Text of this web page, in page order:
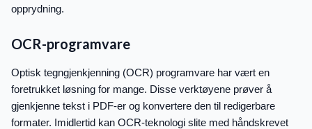
opprydning.
OCR-programvare
Optisk tegngjenkjenning (OCR) programvare har vært en
foretrukket løsning for mange. Disse verktøyene prøver å
gjenkjenne tekst i PDF-er og konvertere den til redigerbare
formater. Imidlertid kan OCR-teknologi slite med håndskrevet